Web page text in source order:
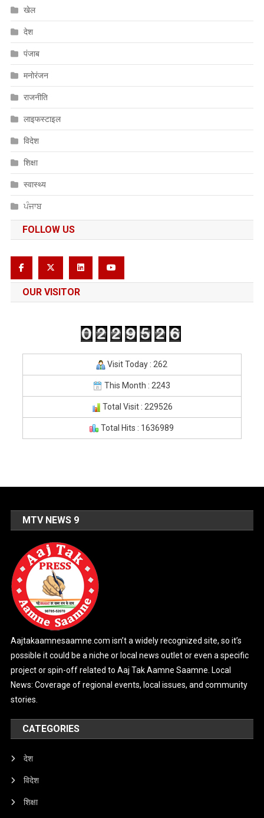
खेल
देश
पंजाब
मनोरंजन
राजनीति
लाइफस्टाइल
विदेश
शिक्षा
स्वास्थ्य
ਪੰਜਾਬ
FOLLOW US
OUR VISITOR
Visit Today : 262
This Month : 2243
Total Visit : 229526
Total Hits : 1636989
MTV NEWS 9
Aajtakaamnesaamne.com isn’t a widely recognized site, so it’s
possible it could be a niche or local news outlet or even a specific
project or spin-off related to Aaj Tak Aamne Saamne. Local
News: Coverage of regional events, local issues, and community
stories.
CATEGORIES
देश
विदेश
शिक्षा